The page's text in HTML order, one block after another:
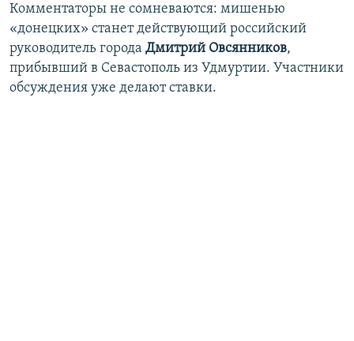
Комментаторы не сомневаются: мишенью
«донецких» станет действующий российский
руководитель города Дмитрий Овсянников,
прибывший в Севастополь из Удмуртии. Участники
обсуждения уже делают ставки.